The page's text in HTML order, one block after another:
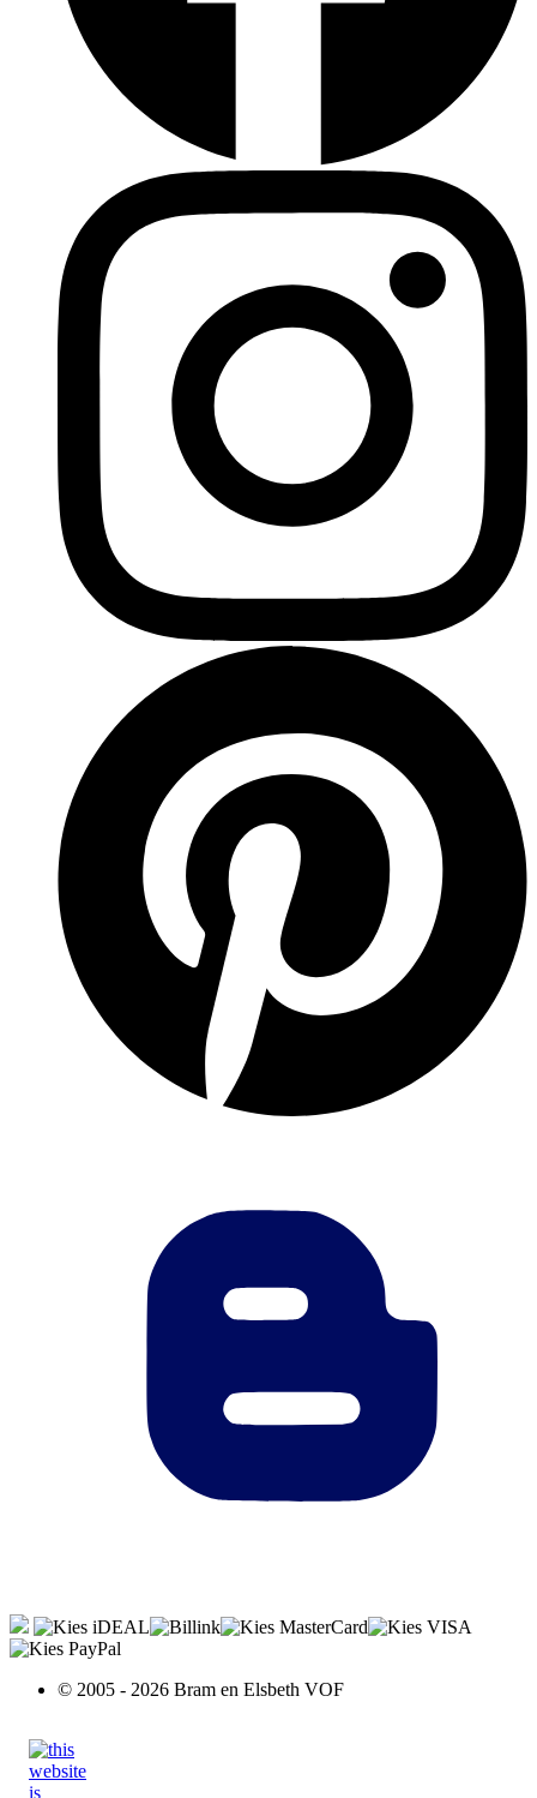
© 2005 - 2026 Bram en Elsbeth VOF